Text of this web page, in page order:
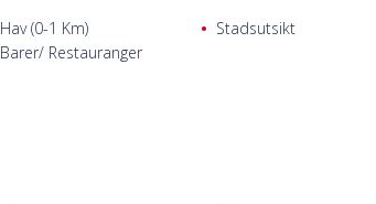
Hav (0-1 Km)
Stadsutsikt
Barer/ Restauranger